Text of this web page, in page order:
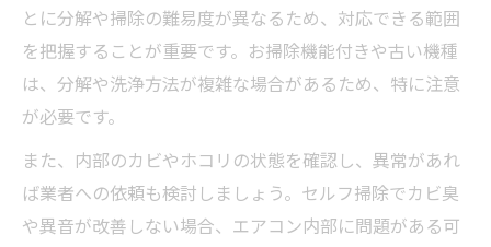
とに分解や掃除の難易度が異なるため、対応できる範囲
を把握することが重要です。お掃除機能付きや古い機種
は、分解や洗浄方法が複雑な場合があるため、特に注意
が必要です。
また、内部のカビやホコリの状態を確認し、異常があれ
ば業者への依頼も検討しましょう。セルフ掃除でカビ臭
や異音が改善しない場合、エアコン内部に問題がある可